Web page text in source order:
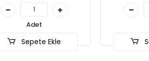
Sepete Ekle